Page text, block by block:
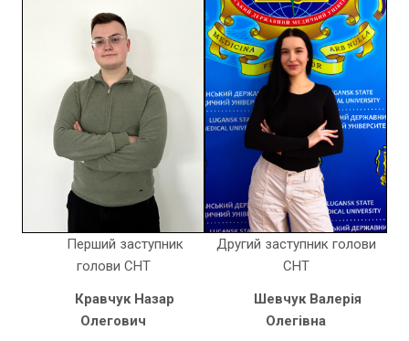
Перший заступник
голови СНТ
Кравчук Назар
Олегович
Другий заступник голови
СНТ
Шевчук Валерія
Олегівна